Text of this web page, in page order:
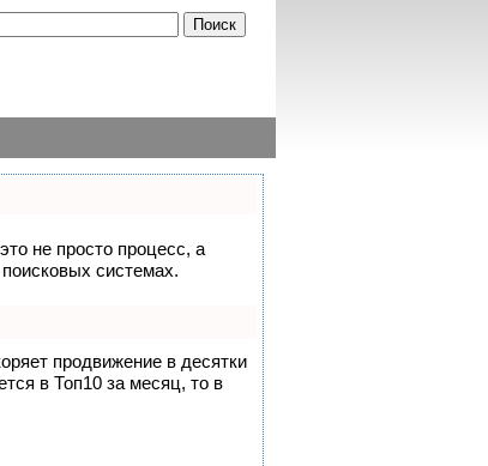
не просто процесс, а
системах.
продвижение в десятки
в Топ10 за месяц, то в